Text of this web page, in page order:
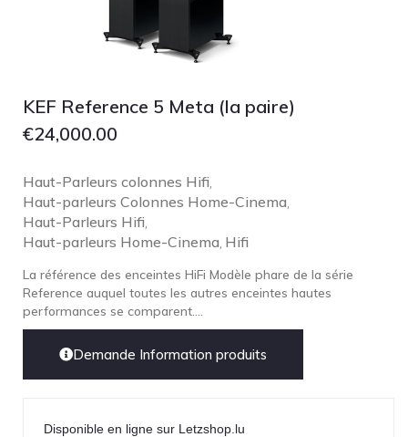
KEF Reference 5 Meta (la paire)
€24,000.00
Haut-Parleurs colonnes Hifi
Haut-parleurs Colonnes Home-Cinema
Haut-Parleurs Hifi
Haut-parleurs Home-Cinema Hifi
La référence des enceintes HiFi Modèle phare de la série
Reference auquel toutes les autres enceintes hautes
performances se comparent....
Demande Information produits
Disponible en ligne sur Letzshop.lu